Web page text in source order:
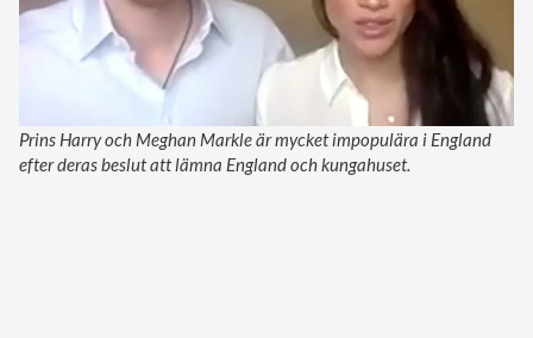
Prins Harry och Meghan Markle är mycket impopulära i England
efter deras beslut att lämna England och kungahuset.